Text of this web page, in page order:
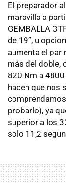
El preparador
maravilla a
GEMBALLA
de 19”, u
aumenta el par
más del doble,
820 Nm a
hacen que nos
probarlo), ya
superior a los
solo 11,2